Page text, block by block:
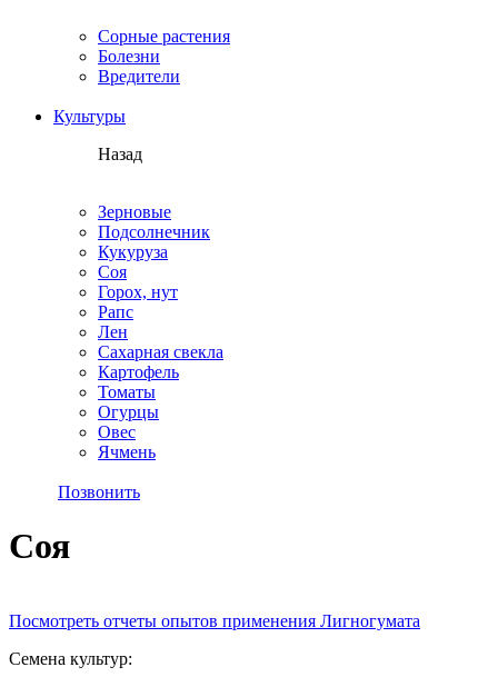
Сорные растения
Болезни
Вредители
Культуры
Назад
Зерновые
Подсолнечник
Кукуруза
Соя
Горох, нут
Рапс
Лен
Сахарная свекла
Картофель
Томаты
Огурцы
Овес
Ячмень
Позвонить
Соя
Посмотреть отчеты опытов применения Лигногумата
Семена культур: